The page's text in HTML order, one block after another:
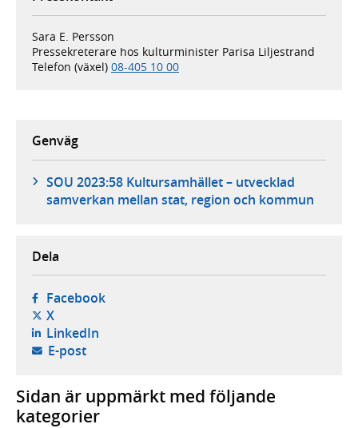
Sara E. Persson
Pressekreterare hos kulturminister Parisa Liljestrand
Telefon (växel) 08-405 10 00
Genväg
SOU 2023:58 Kultursamhället – utvecklad
samverkan mellan stat, region och kommun
Dela
Facebook- öppnas i ny flik, extern webbplats,
X- öppnas i ny flik, extern webbplats,
LinkedIn- öppnas i ny flik, extern webbplats,
E-post- öppnar din e-postklient,
Sidan är uppmärkt med följande
kategorier